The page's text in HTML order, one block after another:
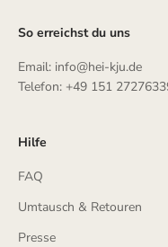
So erreichst du uns
Email: info@hei-kju.de
Telefon: +49 151
Hilfe
FAQ
Umtausch & Retouren
Presse